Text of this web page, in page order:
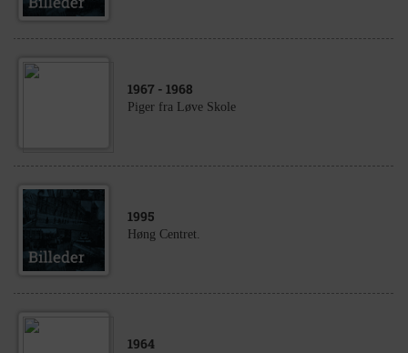
1967 - 1968
Piger fra Løve Skole
1995
Høng Centret.
1964